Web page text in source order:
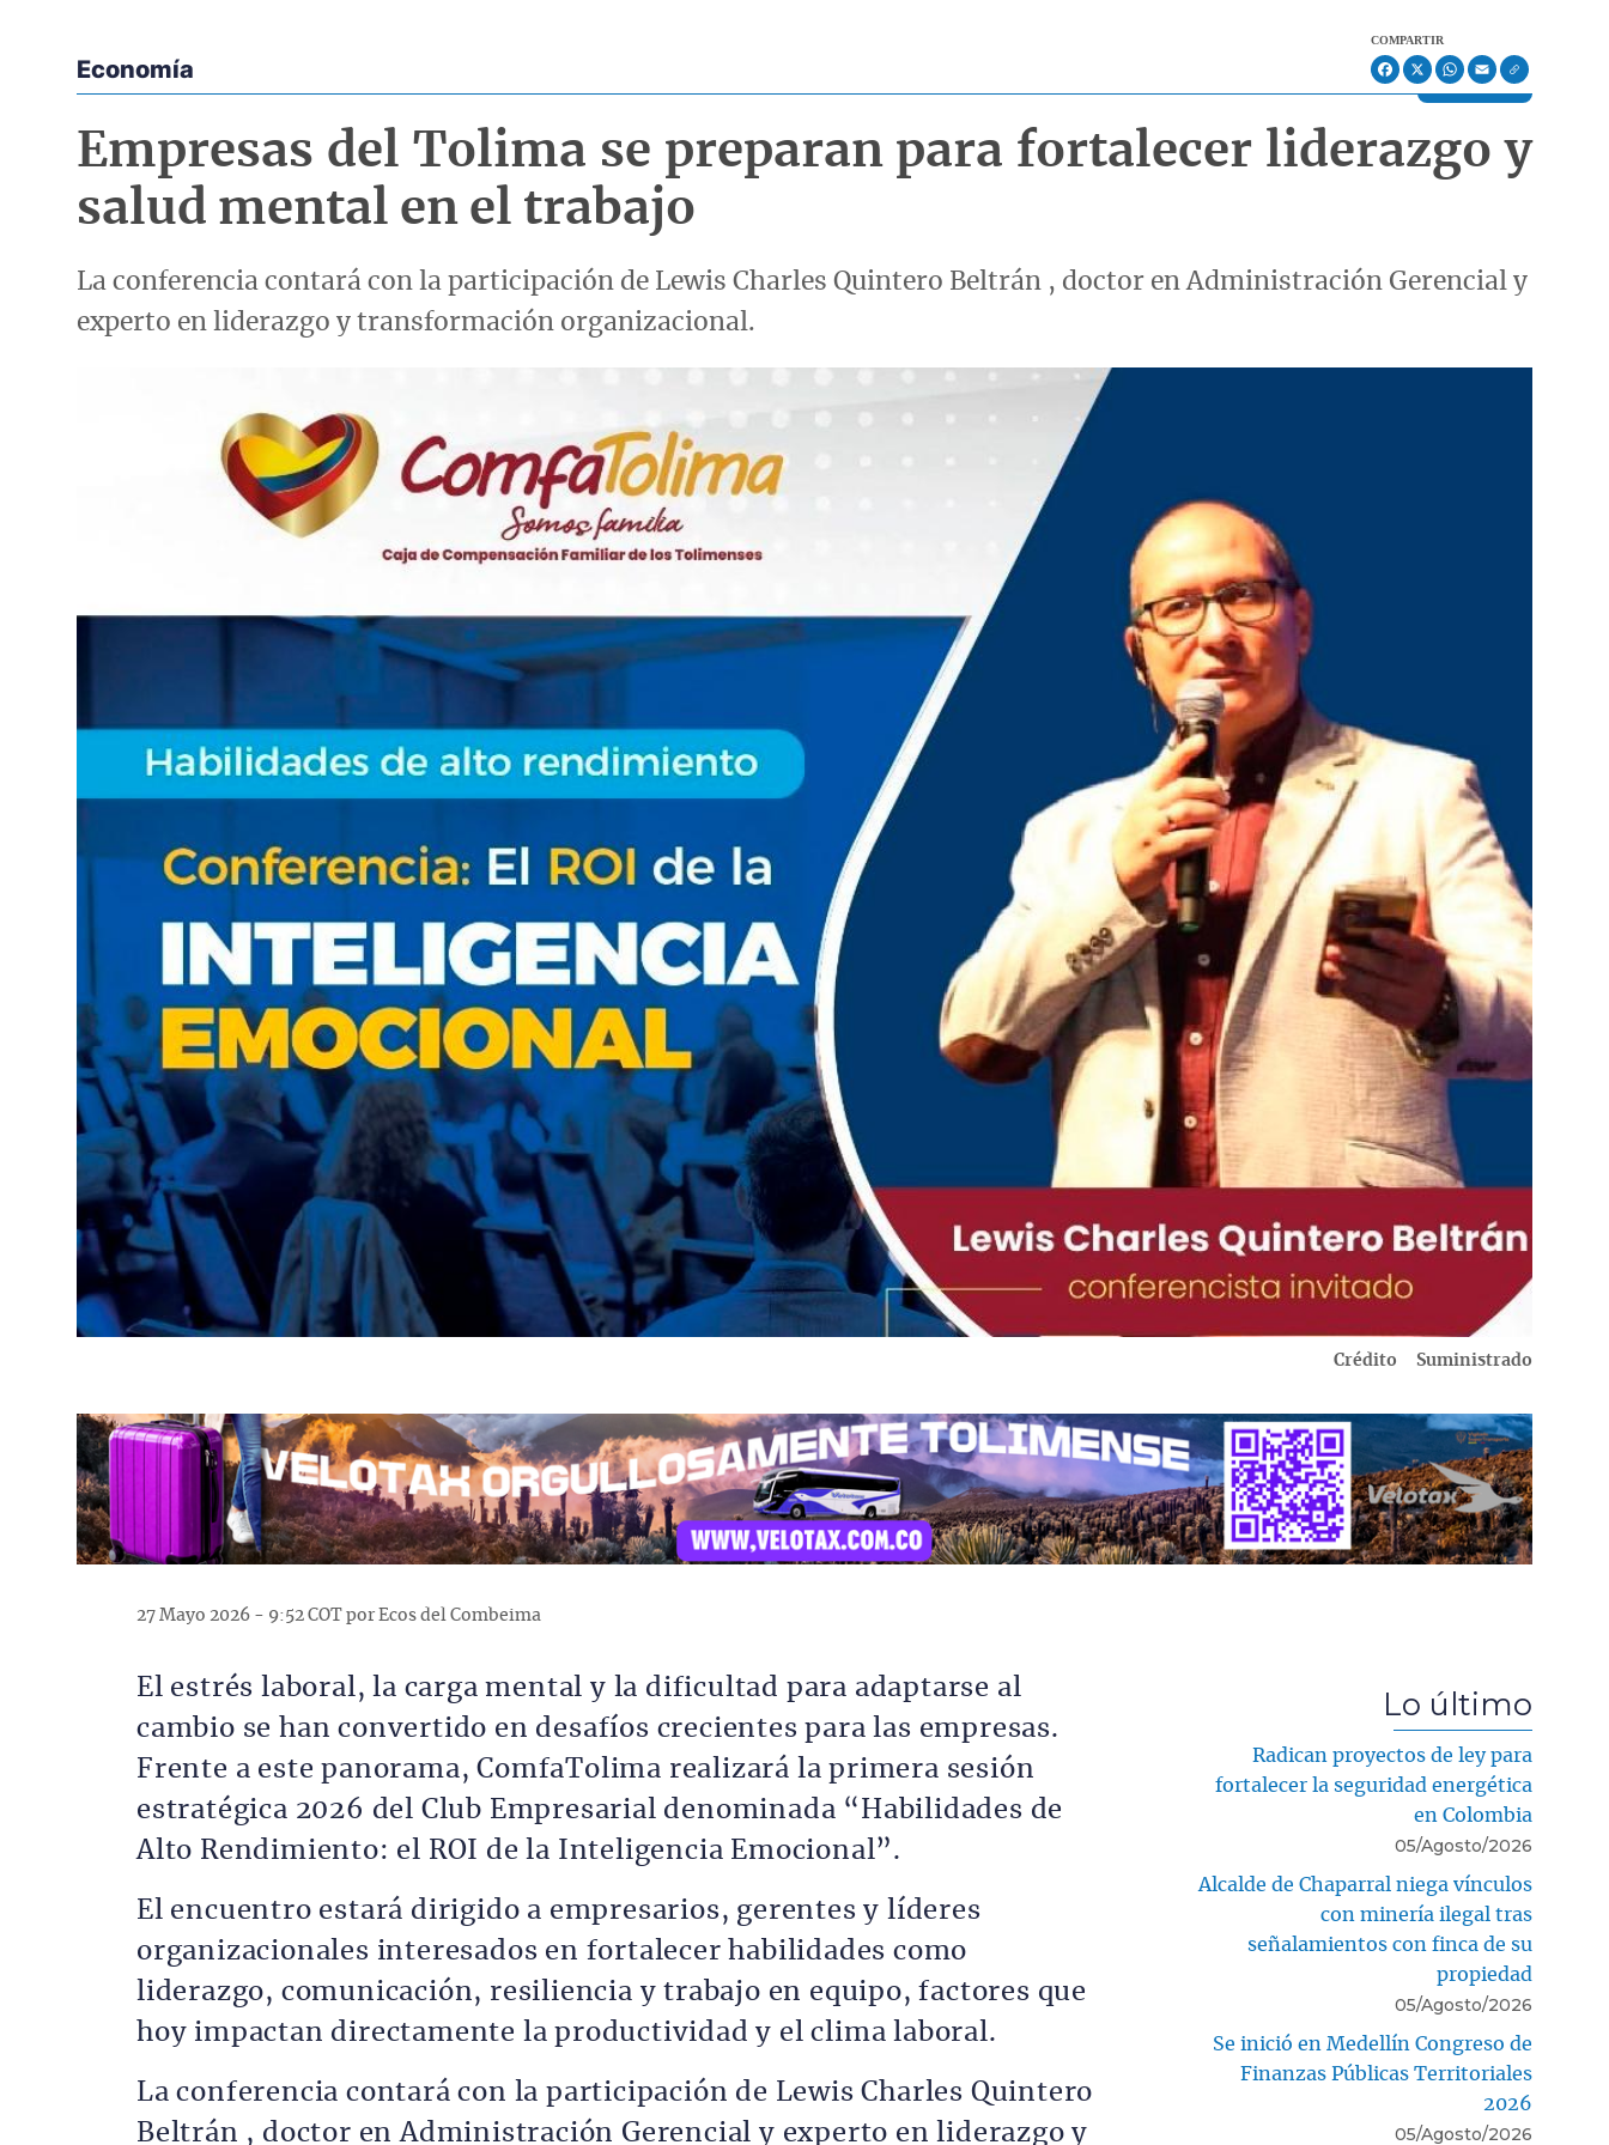
Econoticias y Eventos
Economía
COMPARTIR
Facebook
X WhatsApp
Email
Empresas del Tolima se preparan para fortalecer liderazgo y
salud mental en el trabajo
La conferencia contará con la participación de Lewis Charles Quintero Beltrán , doctor en Administración Gerencial y
experto en liderazgo y transformación organizacional.
Crédito Suministrado
27 Mayo 2026 - 9:52 COT por Ecos del Combeima
El estrés laboral, la carga mental y la dificultad para adaptarse al
cambio se han convertido en desafíos crecientes para las empresas.
Frente a este panorama, ComfaTolima realizará la primera sesión
estratégica 2026 del Club Empresarial denominada “Habilidades de
Alto Rendimiento: el ROI de la Inteligencia Emocional”.
El encuentro estará dirigido a empresarios, gerentes y líderes
organizacionales interesados en fortalecer habilidades como
liderazgo, comunicación, resiliencia y trabajo en equipo, factores que
hoy impactan directamente la productividad y el clima laboral.
La conferencia contará con la participación de Lewis Charles Quintero
Beltrán , doctor en Administración Gerencial y experto en liderazgo y
Lo último
Radican proyectos de ley para
fortalecer la seguridad energética
en Colombia
05/Agosto/2026
Alcalde de Chaparral niega vínculos
con minería ilegal tras
señalamientos con finca de su
propiedad
05/Agosto/2026
Se inició en Medellín Congreso de
Finanzas Públicas Territoriales
2026
05/Agosto/2026